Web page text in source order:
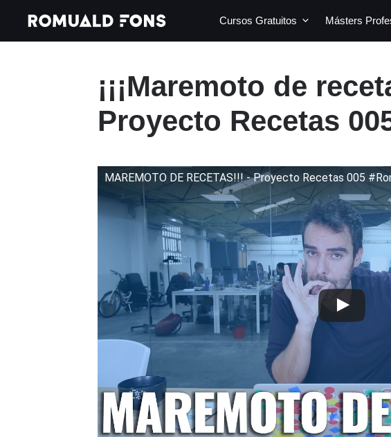
Cursos Gratuitos Másters
¡¡¡Maremoto de
Proyecto Recetas
MAREMOTO DE RECETAS!!! - Proyecto Recetas 005